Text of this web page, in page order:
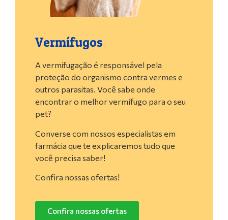
Vermífugos
A vermifugação é responsável pela
proteção do organismo contra vermes e
outros parasitas. Você sabe onde
encontrar o melhor vermífugo para o seu
pet?
Converse com nossos especialistas em
farmácia que te explicaremos tudo que
você precisa saber!
Confira nossas ofertas!
Confira nossas ofertas